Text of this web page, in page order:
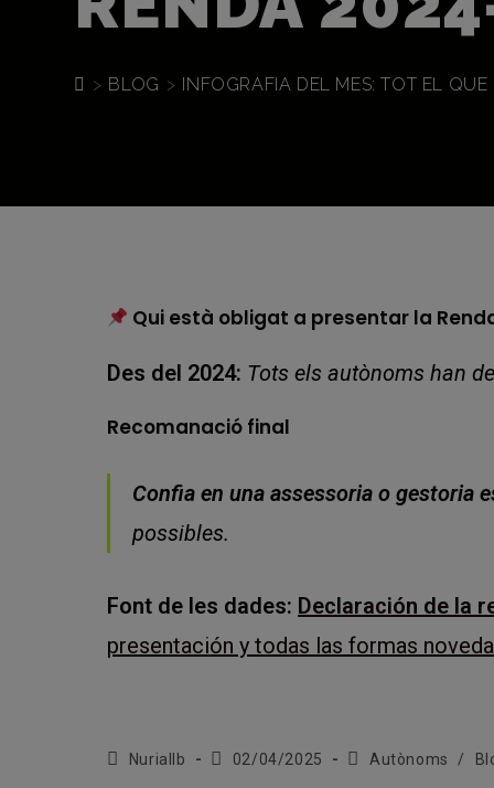
> BLOG > INFOGRAFIA DEL MES: TOT EL
Qui està obligat a presentar la
Des del 2024: Tots els autònoms han
Recomanació final
Confia en una assessoria o gestoria
possibles.
Font de les dades: Declaración de la
presentación y todas las formas
AutorNuriallb
Entrada
02/04/2025
Categoria
Autònoms /